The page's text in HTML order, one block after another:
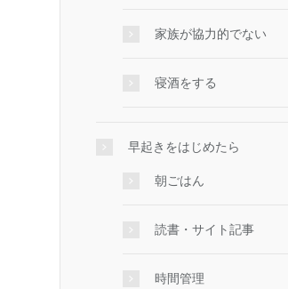
家族が協力的でない
寝酒をする
早起きをはじめたら
朝ごはん
読書・サイト記事
時間管理